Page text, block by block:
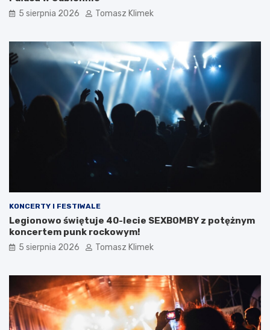
5 sierpnia 2026 Tomasz Klimek
KONCERTY I FESTIWALE
Legionowo świętuje 40-lecie SEXBOMBY z potężnym
koncertem punk rockowym!
5 sierpnia 2026 Tomasz Klimek